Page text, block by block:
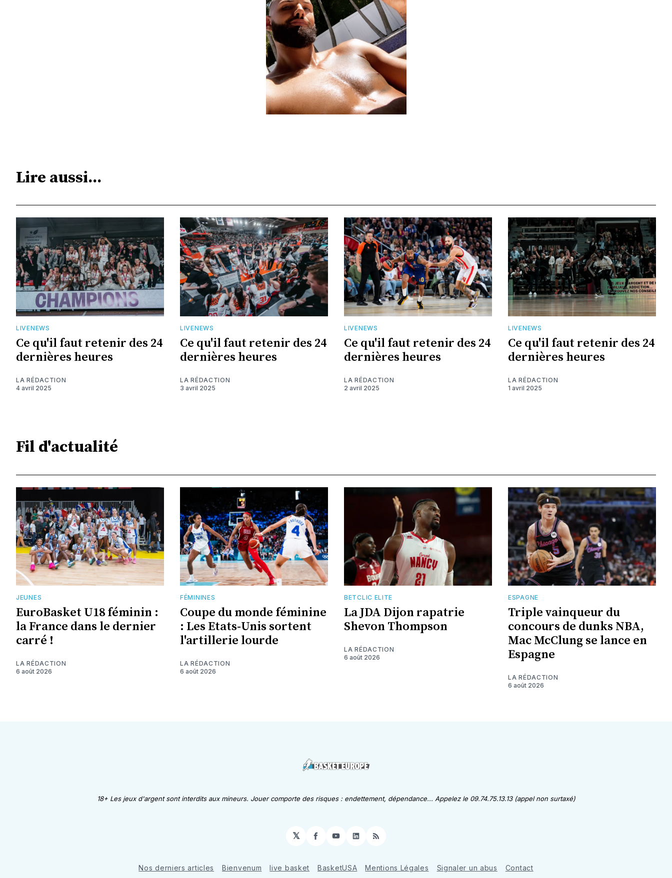
Lire aussi...
LIVENEWS
Ce qu'il faut retenir des 24
dernières heures
LA RÉDACTION
4 avril 2025
LIVENEWS
Ce qu'il faut retenir des 24
dernières heures
LA RÉDACTION
3 avril 2025
LIVENEWS
Ce qu'il faut retenir des 24
dernières heures
LA RÉDACTION
2 avril 2025
LIVENEWS
Ce qu'il faut retenir des 24
dernières heures
LA RÉDACTION
1 avril 2025
Fil d'actualité
JEUNES
EuroBasket U18 féminin :
la France dans le dernier
carré !
LA RÉDACTION
6 août 2026
FÉMININES
Coupe du monde féminine
: Les Etats-Unis sortent
l'artillerie lourde
LA RÉDACTION
6 août 2026
BETCLIC ELITE
La JDA Dijon rapatrie
Shevon Thompson
LA RÉDACTION
6 août 2026
ESPAGNE
Triple vainqueur du
concours de dunks NBA,
Mac McClung se lance en
Espagne
LA RÉDACTION
6 août 2026
18+ Les jeux d'argent sont interdits aux mineurs. Jouer comporte des risques : endettement, dépendance... Appelez le 09.74.75.13.13 (appel non surtaxé)
𝕏 Facebook
YouTube
LinkedIn
RSS
Nos derniers articles Bienvenum live basket BasketUSA Mentions Légales Signaler un abus Contact